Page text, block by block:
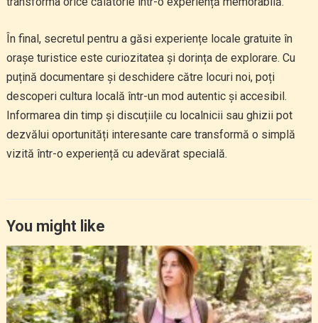
În final, secretul pentru a găsi experiențe locale gratuite în
orașe turistice este curiozitatea și dorința de explorare. Cu
puțină documentare și deschidere către locuri noi, poți
descoperi cultura locală într-un mod autentic și accesibil.
Informarea din timp și discuțiile cu localnicii sau ghizii pot
dezvălui oportunități interesante care transformă o simplă
vizită într-o experiență cu adevărat specială.
You might like